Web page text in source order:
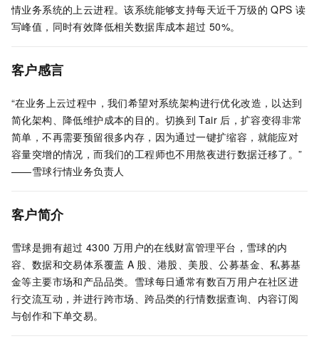
情业务系统的上云进程。该系统能够支持每天近千万级的 QPS 读
写峰值，同时有效降低相关数据库成本超过 50%。
客户感言
“在业务上云过程中，我们希望对系统架构进行优化改造，以达到
简化架构、降低维护成本的目的。切换到 Tair 后，扩容变得非常
简单，不再需要预留很多内存，因为通过一键扩缩容，就能应对
容量突增的情况，而我们的工程师也不用熬夜进行数据迁移了。”
——雪球行情业务负责人
客户简介
雪球是拥有超过 4300 万用户的在线财富管理平台，雪球的内
容、数据和交易体系覆盖 A 股、港股、美股、公募基金、私募基
金等主要市场和产品品类。雪球每日通常有数百万用户在社区进
行交流互动，并进行跨市场、跨品类的行情数据查询、内容订阅
与创作和下单交易。